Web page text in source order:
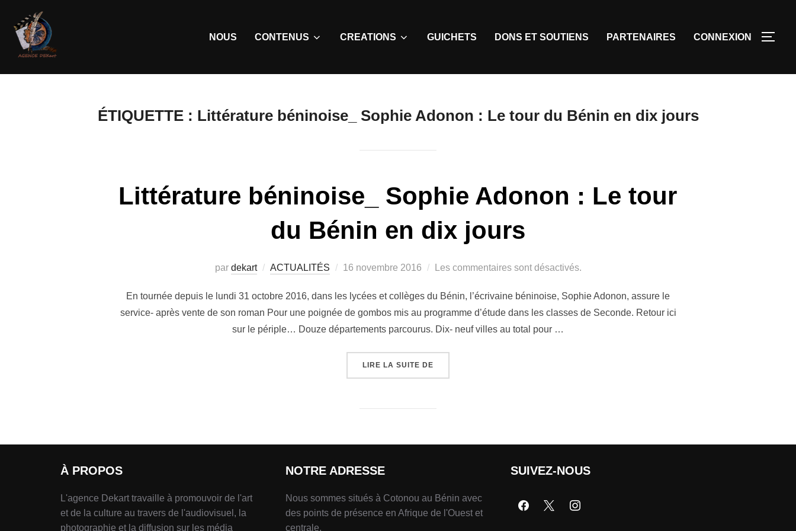
NOUS CONTENUS CREATIONS GUICHETS DONS ET SOUTIENS PARTENAIRES CONNEXION
ÉTIQUETTE : Littérature béninoise_ Sophie Adonon : Le tour du Bénin en dix jours
Littérature béninoise_ Sophie Adonon : Le tour
du Bénin en dix jours
par dekart ACTUALITÉS 16 novembre 2016 Les commentaires sont désactivés.
En tournée depuis le lundi 31 octobre 2016, dans les lycées et collèges du Bénin, l’écrivaine béninoise, Sophie Adonon, assure le
service- après vente de son roman Pour une poignée de gombos mis au programme d’étude dans les classes de Seconde. Retour ici
sur le périple… Douze départements parcourus. Dix- neuf villes au total pour …
LIRE LA SUITE DE
À PROPOS
L'agence Dekart travaille à promouvoir de l'art
et de la culture au travers de l'audiovisuel, la
photographie et la diffusion sur les média
NOTRE ADRESSE
Nous sommes situés à Cotonou au Bénin avec
des points de présence en Afrique de l'Ouest et
centrale.
SUIVEZ-NOUS